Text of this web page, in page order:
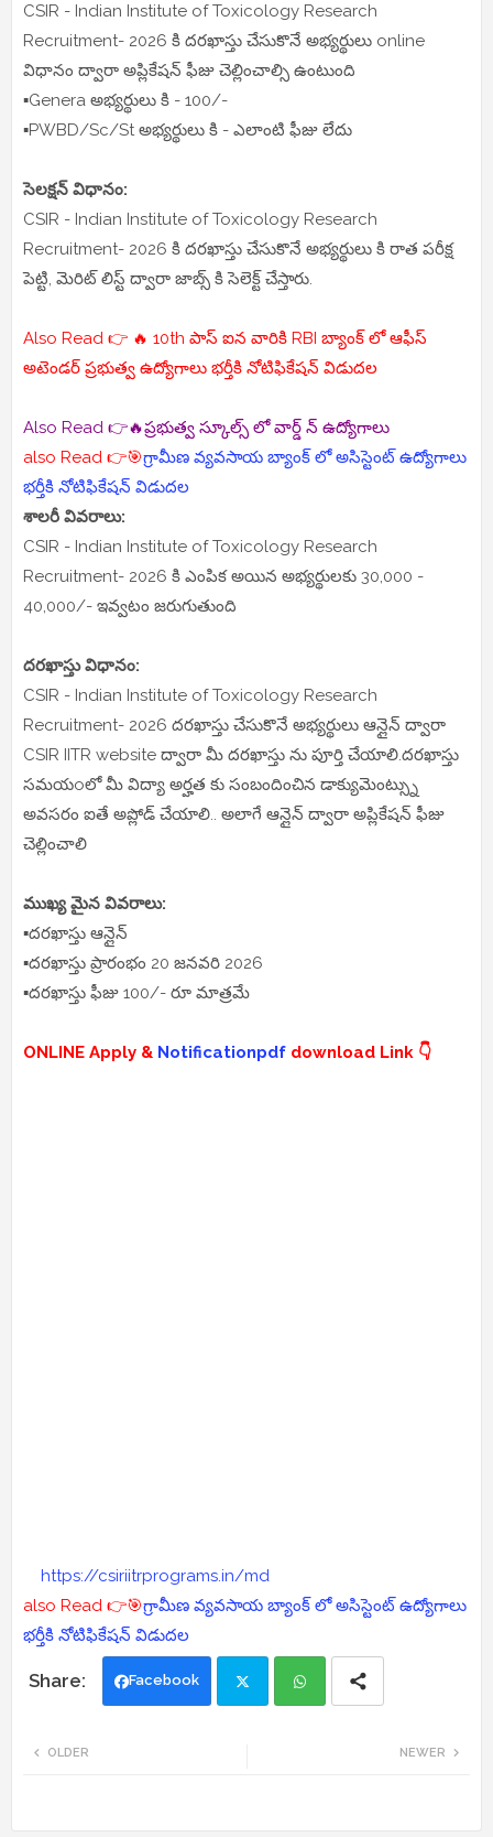
CSIR - Indian Institute of Toxicology Research
Recruitment- 2026 కి దరఖాస్తు చేసుకొనే అభ్యర్థులు online
విధానం ద్వారా అప్లికేషన్ ఫీజు చెల్లించాల్సి ఉంటుంది
▪️Genera అభ్యర్థులు కి - 100/-
▪️PWBD/Sc/St అభ్యర్థులు కి - ఎలాంటి ఫీజు లేదు
సెలక్షన్ విధానం:
CSIR - Indian Institute of Toxicology Research
Recruitment- 2026 కి దరఖాస్తు చేసుకొనే అభ్యర్థులు కి రాత పరీక్ష
పెట్టి, మెరిట్ లిస్ట్ ద్వారా జాబ్స్ కి సెలెక్ట్ చేస్తారు.
Also Read 👉 🔥 10th పాస్ ఐన వారికి RBI బ్యాంక్ లో ఆఫీస్
అటెండర్ ప్రభుత్వ ఉద్యోగాలు భర్తీకి నోటిఫికేషన్ విడుదల
Also Read 👉🔥ప్రభుత్వ స్కూల్స్ లో వార్డ్ న్ ఉద్యోగాలు
also Read 👉🎯గ్రామీణ వ్యవసాయ బ్యాంక్ లో అసిస్టెంట్ ఉద్యోగాలు
భర్తీకి నోటిఫికేషన్ విడుదల
శాలరీ వివరాలు:
CSIR - Indian Institute of Toxicology Research
Recruitment- 2026 కి ఎంపిక అయిన అభ్యర్థులకు 30,000 -
40,000/- ఇవ్వటం జరుగుతుంది
దరఖాస్తు విధానం:
CSIR - Indian Institute of Toxicology Research
Recruitment- 2026 దరఖాస్తు చేసుకొనే అభ్యర్థులు ఆన్లైన్ ద్వారా
CSIR IITR website ద్వారా మీ దరఖాస్తు ను పూర్తి చేయాలి.దరఖాస్తు
సమయoలో మీ విద్యా అర్హత కు సంబందించిన డాక్యుమెంట్స్ను
అవసరం ఐతే అప్లోడ్ చేయాలి.. అలాగే ఆన్లైన్ ద్వారా అప్లికేషన్ ఫీజు
చెల్లించాలి
ముఖ్య మైన వివరాలు:
▪️దరఖాస్తు ఆన్లైన్
▪️దరఖాస్తు ప్రారంభం 20 జనవరి 2026
▪️దరఖాస్తు ఫీజు 100/- రూ మాత్రమే
ONLINE Apply & Notificationpdf download Link 👇
https://csiriitrprograms.in/md
also Read 👉🎯గ్రామీణ వ్యవసాయ బ్యాంక్ లో అసిస్టెంట్ ఉద్యోగాలు
భర్తీకి నోటిఫికేషన్ విడుదల
Facebook
NEWER
OLDER